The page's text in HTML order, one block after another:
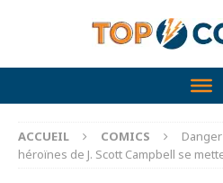
ACCUEIL COMICS
héroïnes de J. Scott Campbell se